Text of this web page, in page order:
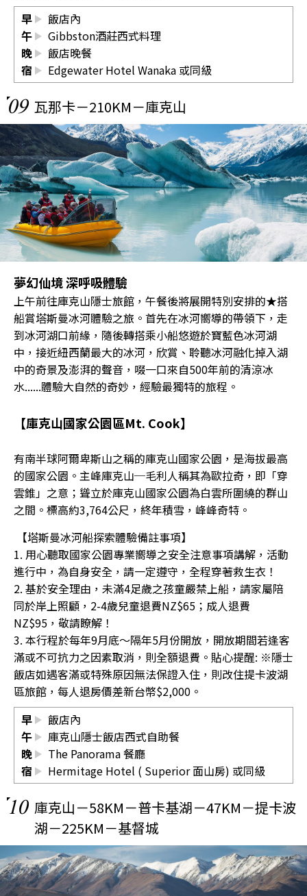
早
飯店內
午
Gibbston酒莊西式料理
晚
飯店晚餐
宿
Edgewater Hotel Wanaka 或同級
09 瓦那卡－210KM－庫克山
夢幻仙境 深呼吸體驗
上午前往庫克山隱士旅館，午餐後將展開特別安排的★搭
船賞塔斯曼冰河體驗之旅。首先在冰河嚮導的帶領下，走
到冰河湖口前緣，隨後轉搭乘小船悠遊於寶藍色冰河湖
中，接近紐西蘭最大的冰河，欣賞、聆聽冰河融化掉入湖
中的奇景及澎湃的聲音，啜一口來自500年前的清涼冰
水......體驗大自然的奇妙，經驗最獨特的旅程。
【庫克山國家公園區Mt. Cook】
有南半球阿爾卑斯山之稱的庫克山國家公園，是海拔最高
的國家公園。主峰庫克山─毛利人稱其為歐拉奇，即「穿
雲錐」之意；聳立於庫克山國家公園為白雲所圍繞的群山
之間。標高約3,764公尺，終年積雪，峰峰奇特。
【塔斯曼冰河船探索體驗備註事項】
1. 用心聽取國家公園專業嚮導之安全注意事項講解，活動
進行中，為自身安全，請一定遵守，全程穿著救生衣！
2. 基於安全理由，未滿4足歲之孩童嚴禁上船，請家屬陪
同於岸上照顧，2-4歲兒童退費NZ$65；成人退費
NZ$95，敬請瞭解！
3. 本行程於每年9月底～隔年5月份開放，開放期間若逢客
滿或不可抗力之因素取消，則全額退費。貼心提醒: ※隱士
飯店如遇客滿或特殊原因無法保證入住，則改住提卡波湖
區旅館，每人退房價差新台幣$2,000。
早
飯店內
午
庫克山隱士飯店西式自助餐
晚
The Panorama 餐廳
宿
Hermitage Hotel ( Superior 面山房) 或同級
10 庫克山－58KM－普卡基湖－47KM－提卡波
湖－225KM－基督城